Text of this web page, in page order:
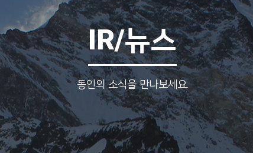
IR/뉴스
동인의 소식을 만나보세요.